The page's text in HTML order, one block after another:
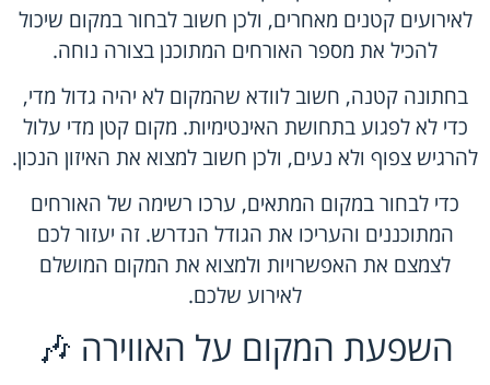
לאירועים קטנים מאחרים, ולכן חשוב לבחור במקום שיכול
להכיל את מספר האורחים המתוכנן בצורה נוחה.
בחתונה קטנה, חשוב לוודא שהמקום לא יהיה גדול מדי,
כדי לא לפגוע בתחושת האינטימיות. מקום קטן מדי עלול
להרגיש צפוף ולא נעים, ולכן חשוב למצוא את האיזון הנכון.
כדי לבחור במקום המתאים, ערכו רשימה של האורחים
המתוכננים והעריכו את הגודל הנדרש. זה יעזור לכם
לצמצם את האפשרויות ולמצוא את המקום המושלם
לאירוע שלכם.
השפעת המקום על האווירה 🎶